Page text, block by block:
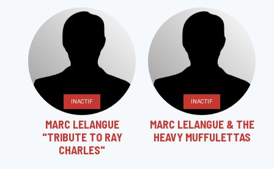
INACTIF
MARC LELANGUE
"TRIBUTE TO RAY
CHARLES"
INACTIF
MARC LELANGUE & THE
HEAVY MUFFULETTAS